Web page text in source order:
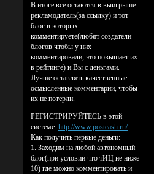
В итоге все остаются в выигрыше:
рекламодатель(за ссылку) и тот
блог в которых
комментируете(любят создатели
блогов чтобы у них
комментировали, это повышает их
в рейтинге) и Вы с деньгами.
Лучше оставлять качественные
осмысленные комментарии, чтобы
их не потерли.
РЕГИСТРИРУЙТЕСЬ в этой
системе. http://www.postcash.ru/
Как получить первые деньги:
1. Заходим на любой автономный
блог(при условии что тИЦ не ниже
10) где можно комментировать и